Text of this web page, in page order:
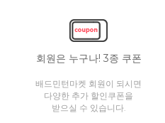
회원은 누구나! 3종 쿠폰
배드민턴마켓 회원이 되시면
다양한 추가 할인쿠폰을
받으실 수 있습니다.